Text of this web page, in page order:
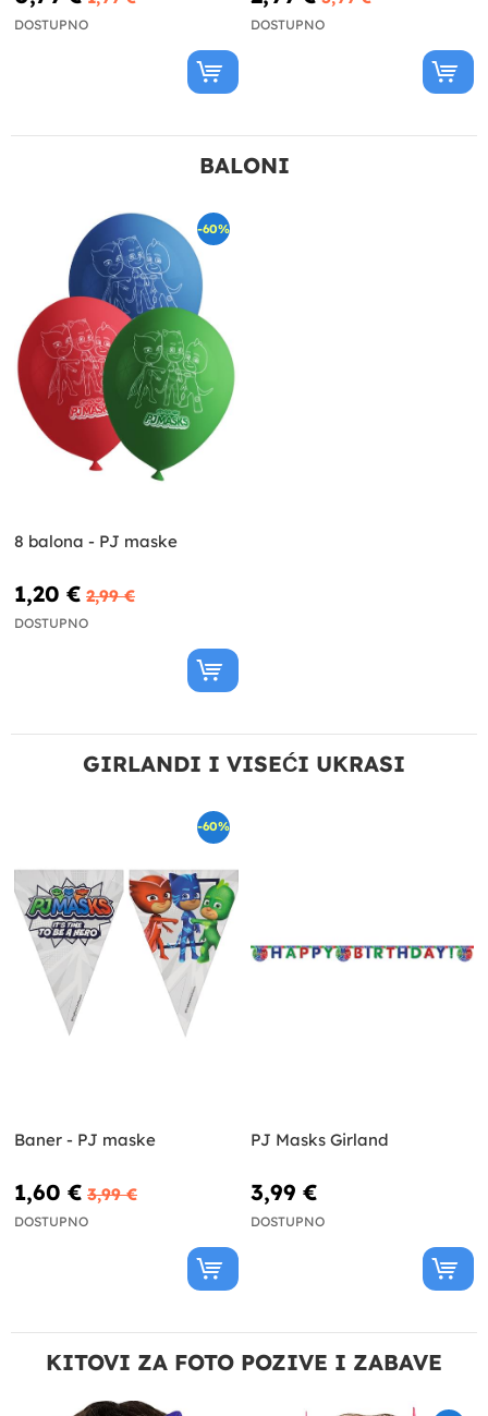
DOSTUPNO DOSTUPNO
BALONI
-60%
8 balona - PJ maske
1,20 € 2,99 €
DOSTUPNO
GIRLANDI I VISEĆI UKRASI
-60%
Baner - PJ maske
1,60 € 3,99 €
DOSTUPNO
PJ Masks Girland
3,99 €
DOSTUPNO
KITOVI ZA FOTO POZIVE I ZABAVE